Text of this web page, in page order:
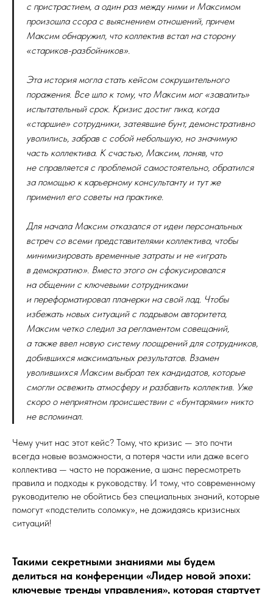
с пристрастием, а один раз между ними и Максимом
произошла ссора с выяснением отношений, причем
Максим обнаружил, что коллектив встал на сторону
«стариков-разбойников».
Эта история могла стать кейсом сокрушительного
поражения. Все шло к тому, что Максим мог «завалить»
испытательный срок. Кризис достиг пика, когда
«старшие» сотрудники, затеявшие бунт, демонстративно
уволились, забрав с собой небольшую, но значимую
часть коллектива. К счастью, Максим, поняв, что
не справляется с проблемой самостоятельно, обратился
за помощью к карьерному консультанту и тут же
применил его советы на практике.
Для начала Максим отказался от идеи персональных
встреч со всеми представителями коллектива, чтобы
минимизировать временные затраты и не «играть
в демократию». Вместо этого он сфокусировался
на общении с ключевыми сотрудниками
и переформатировал планерки на свой лад. Чтобы
избежать новых ситуаций с подрывом авторитета,
Максим четко следил за регламентом совещаний,
а также ввел новую систему поощрений для сотрудников,
добившихся максимальных результатов. Взамен
уволившихся Максим выбрал тех кандидатов, которые
смогли освежить атмосферу и разбавить коллектив. Уже
скоро о неприятном происшествии с «бунтарями» никто
не вспоминал.
Чему учит нас этот кейс? Тому, что кризис — это почти
всегда новые возможности, а потеря части или даже всего
коллектива — часто не поражение, а шанс пересмотреть
правила и подходы к руководству. И тому, что современному
руководителю не обойтись без специальных знаний, которые
помогут «подстелить соломку», не дожидаясь кризисных
ситуаций!
Такими секретными знаниями мы будем
делиться на конференции «Лидер новой эпохи:
ключевые тренды управления», которая стартует